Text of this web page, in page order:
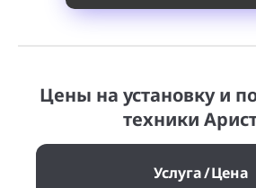
Цены на установку и
техники
Услуга Цена